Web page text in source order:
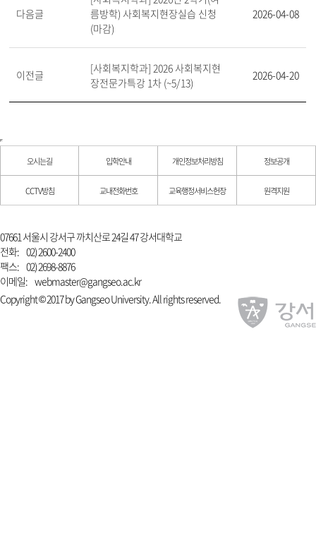
다음글
름방학) 사회복지현장실습 신청
(마감)
2026-04-08
이전글
[사회복지학과] 2026 사회복지현
장전문가특강 1차 (~5/13)
2026-04-20
오시는길 입학안내 개인정보처리방침 정보공개
CCTV방침 교내전화번호 교육행정서비스헌장 원격지원
07661 서울시 강서구 까치산로 24길 47 강서대학교
전화: 02) 2600-2400
팩스: 02) 2698-8876
이메일: webmaster@gangseo.ac.kr
Copyright © 2017 by Gangseo University. All rights reserved.